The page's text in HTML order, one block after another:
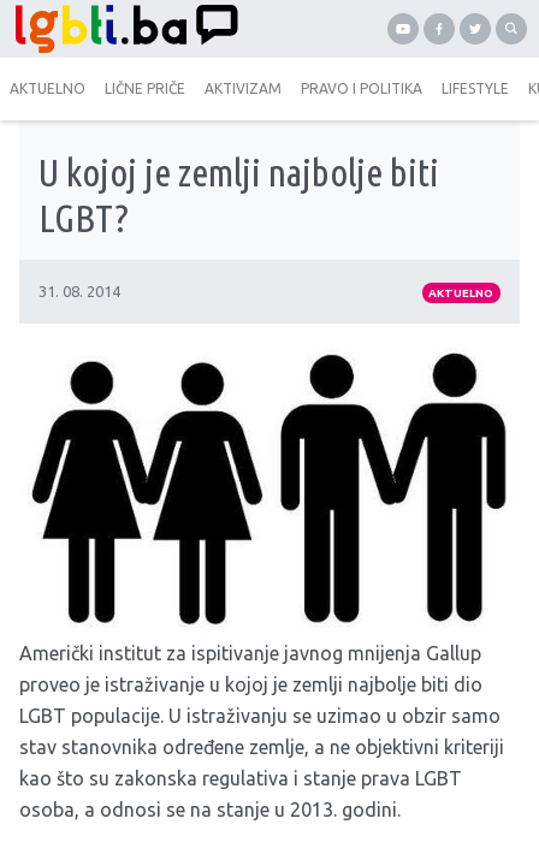
AKTUELNO LIČNE PRIČE AKTIVIZAM PRAVO I POLITIKA LIFESTYLE
U kojoj je zemlji najbolje biti
LGBT?
31. 08. 2014 AKTUELNO
Američki institut za ispitivanje javnog mnijenja Gallup
proveo je istraživanje u kojoj je zemlji najbolje biti dio
LGBT populacije. U istraživanju se uzimao u obzir samo
stav stanovnika određene zemlje, a ne objektivni kriteriji
kao što su zakonska regulativa i stanje prava LGBT
osoba, a odnosi se na stanje u 2013. godini.